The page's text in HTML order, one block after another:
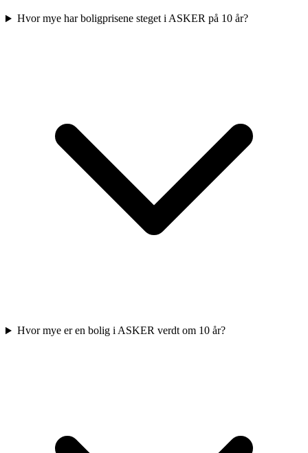
Hvor mye har boligprisene steget i ASKER på 10 år?
Hvor mye er en bolig i ASKER verdt om 10 år?